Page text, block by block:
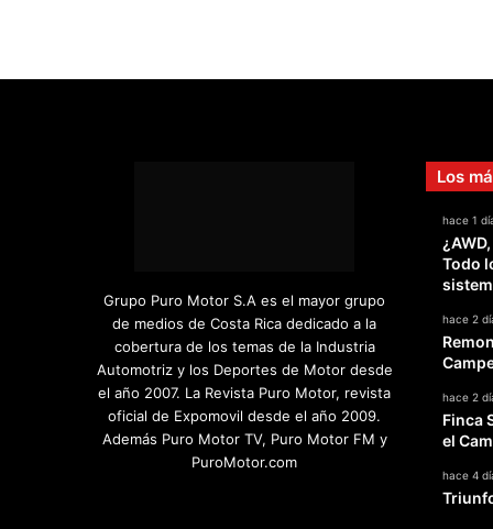
Grupo Puro Motor S.A es el mayor grupo
de medios de Costa Rica dedicado a la
cobertura de los temas de la Industria
Automotriz y los Deportes de Motor desde
el año 2007. La Revista Puro Motor, revista
oficial de Expomovil desde el año 2009.
Además Puro Motor TV, Puro Motor FM y
PuroMotor.com
Los
hace 1
Todo
hace 2
hace 2
Finca
el
hace 4